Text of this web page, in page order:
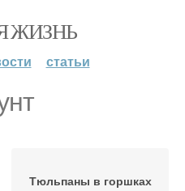
ЖИЗНЬ
статьи
Тюльпаны в горшках